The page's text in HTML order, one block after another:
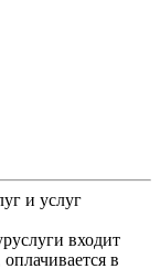
и услуг
входит
в